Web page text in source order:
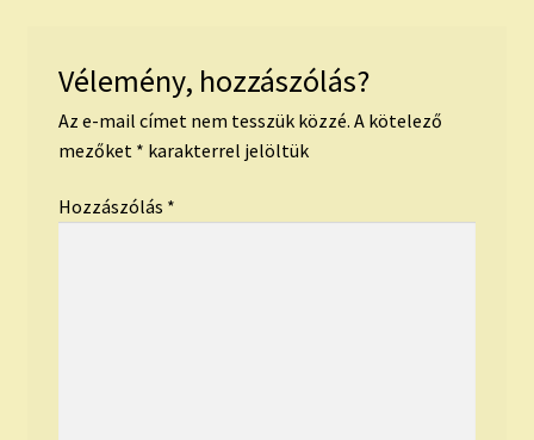
Vélemény, hozzászólás?
Az e-mail címet nem tesszük közzé. A kötelező
mezőket * karakterrel jelöltük
Hozzászólás *